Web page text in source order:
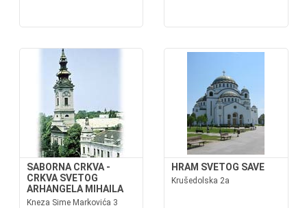
SABORNA CRKVA -
CRKVA SVETOG
ARHANGELA MIHAILA
Kneza Sime Markovića 3
HRAM SVETOG SAVE
Krušedolska 2a